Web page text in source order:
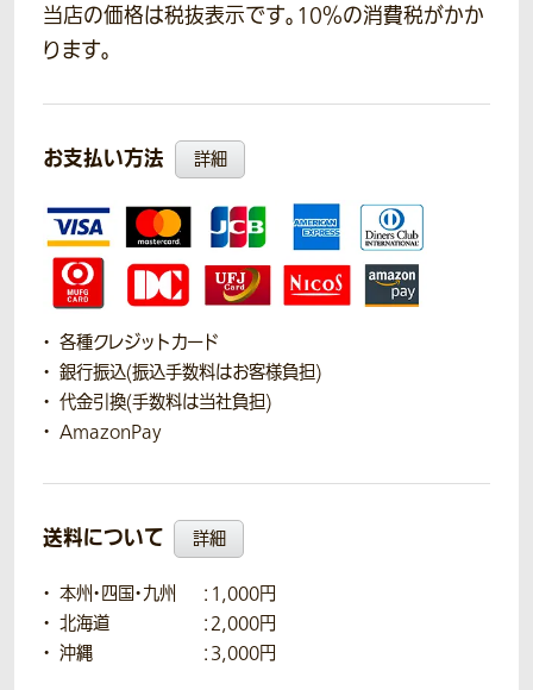
当店の価格は税抜表示です。10％の消費税がかか
ります。
お支払い方法 詳細
各種クレジットカード
銀行振込(振込手数料はお客様負担)
代金引換(手数料は当社負担)
AmazonPay
送料について 詳細
本州・四国・九州
：1,000円
北海道
：2,000円
沖縄
：3,000円